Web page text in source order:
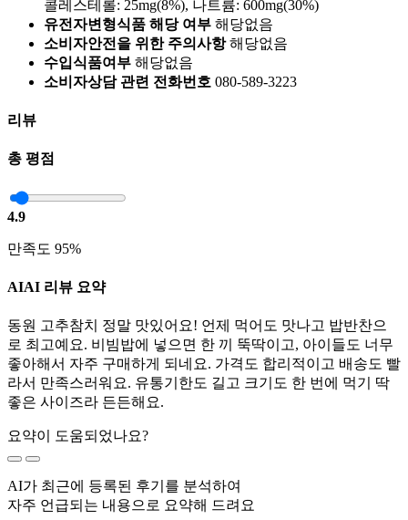
콜레스테롤: 25mg(8%), 나트륨: 600mg(30%)
유전자변형식품 해당 여부 해당없음
소비자안전을 위한 주의사항 해당없음
수입식품여부 해당없음
소비자상담 관련 전화번호 080-589-3223
리뷰
총 평점
4.9
만족도 95%
AIAI 리뷰 요약
동원 고추참치 정말 맛있어요! 언제 먹어도 맛나고 밥반찬으
로 최고예요. 비빔밥에 넣으면 한 끼 뚝딱이고, 아이들도 너무
좋아해서 자주 구매하게 되네요. 가격도 합리적이고 배송도 빨
라서 만족스러워요. 유통기한도 길고 크기도 한 번에 먹기 딱
좋은 사이즈라 든든해요.
요약이 도움되었나요?
AI가 최근에 등록된 후기를 분석하여
자주 언급되는 내용으로 요약해 드려요